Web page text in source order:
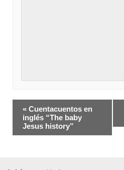
Navegación
del
Evento
« Cuentacuentos en
inglés “The baby
Jesus history”